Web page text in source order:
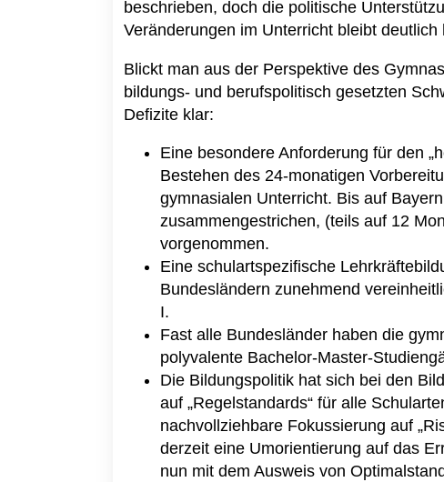
beschrieben, doch die politische
Veränderungen im Unterricht bleibt
Blickt man aus der Perspektive des
bildungs- und berufspolitisch gesetzten
Defizite klar:
Eine besondere Anforderung für den
Bestehen des 24-monatigen
gymnasialen Unterricht. Bis auf
zusammengestrichen, (teils auf 12
vorgenommen.
Eine schulartspezifische
Bundesländern zunehmend
I.
Fast alle Bundesländer haben die
polyvalente Bachelor-Master-
Die Bildungspolitik hat sich bei den
auf „Regelstandards“ für alle
nachvollziehbare Fokussierung auf
derzeit eine Umorientierung auf das
nun mit dem Ausweis von